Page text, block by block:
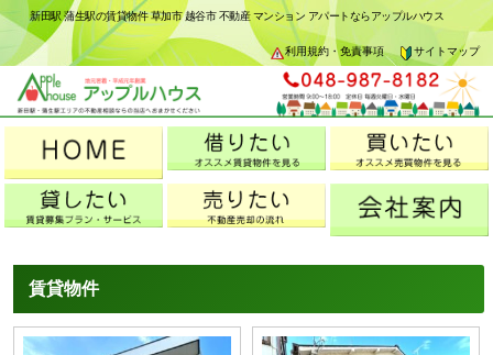
新田駅 蒲生駅の賃貸物件 草加市 越谷市 不動産 マンション アパートならアップルハウス
利用規約・免責事項 サイトマップ
賃貸物件